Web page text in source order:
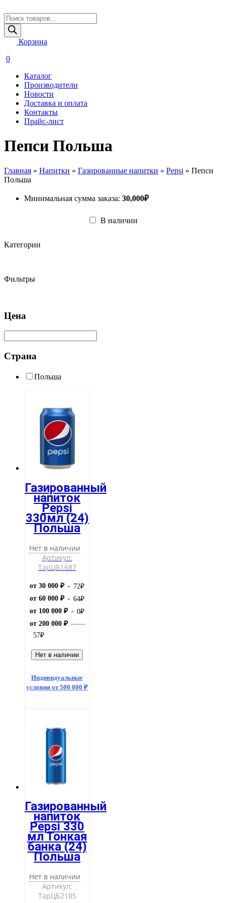
Поиск
товаров
Корзина
0
Каталог
Производители
Новости
Доставка и оплата
Контакты
Прайс-лист
Пепси Польша
Главная » Напитки » Газированные напитки » Pepsi » Пепси
Польша
Минимальная сумма заказа: 30,000₽
В наличии
Категории
Фильтры
Цена
Страна
Польша
Газированный
напиток
Pepsi
330мл (24)
Польша
Нет в наличии
Артикул:
ТарЦБ1687
от 30 000 ₽ 72₽
от 60 000 ₽
64₽
от 100 000 ₽
0₽
от 200 000 ₽
57₽
Нет в наличии
Индивидуальные
условия от 500 000 ₽
Газированный
напиток
Pepsi 330
мл Тонкая
банка (24)
Польша
Нет в наличии
Артикул:
ТарЦБ2105